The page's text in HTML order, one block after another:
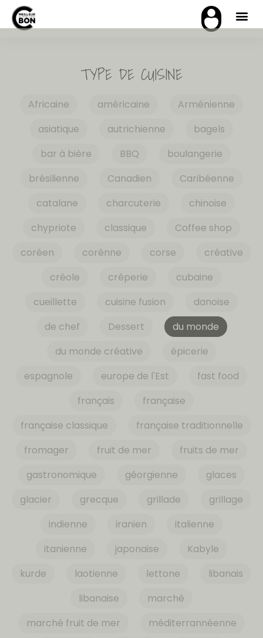
TYPE DE CUISINE
Africaine américaine
Arménienne
asiatique
autrichienne
bagels
bar à bière
BBQ
boulangerie
brésilienne
Canadien
Caribéenne
catalane
charcuterie
chinoise
chypriote
classique
Coffee shop
coréen
corénne corse
créative
créole
crêperie
cubaine
cueillette
cuisine fusion
danoise
de chef
Dessert
du monde
du monde créative
épicerie
espagnole
europe de l'Est
fast food
français
française
française classique
française traditionnelle
fromager
fruit de mer
fruits de mer
gastronomique
géorgienne
glaces
glacier
grecque grillade
grillage
indienne
iranien
italienne
itanienne
japonaise
Kabyle
kurde
laotienne lettone
libanais
libanaise
marché
marché fruit de mer
méditerrannéenne